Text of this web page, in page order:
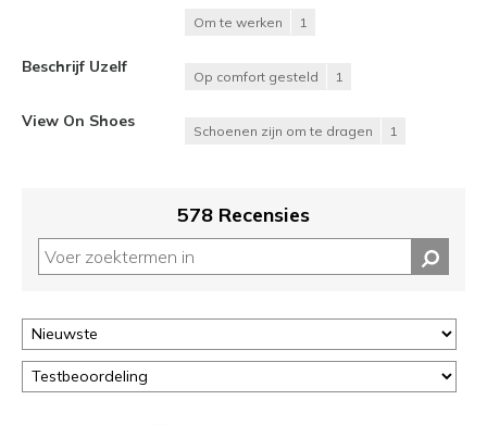
Om te werken 1
Beschrijf Uzelf
Op comfort gesteld 1
View On Shoes
Schoenen zijn om te dragen 1
578 Recensies